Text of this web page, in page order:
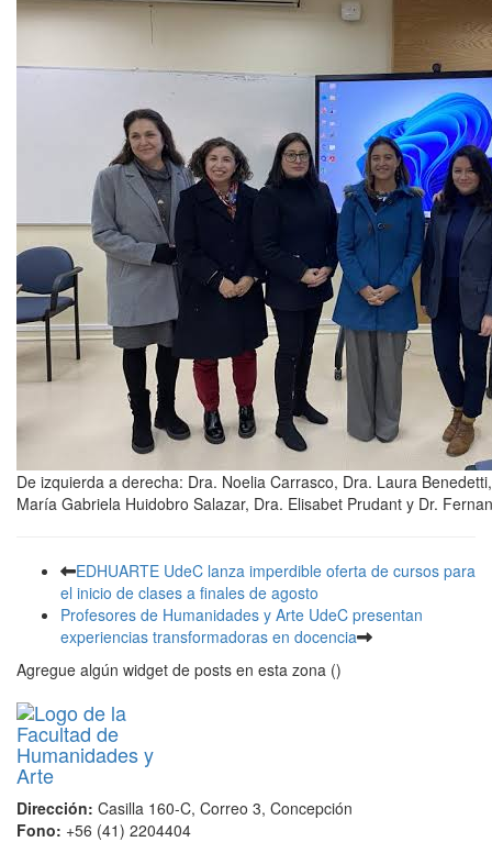
De izquierda a derecha: Dra. Noelia Carrasco, Dra. Laura
María Gabriela Huidobro Salazar, Dra. Elisabet Prudant y Dr.
EDHUARTE UdeC lanza imperdible oferta de cursos para
el inicio de clases a finales de agosto
Profesores de Humanidades y Arte UdeC presentan
experiencias transformadoras en docencia
Agregue algún widget de posts en esta zona ()
Dirección: Casilla 160-C, Correo 3, Concepción
Fono: +56 (41) 2204404